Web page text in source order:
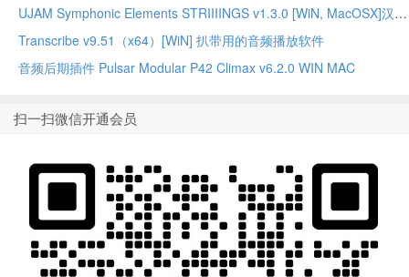
UJAM Symphonic Elements STRIIIINGS v1.3.0 [WiN, MacOSX]汉斯季默 现代弦乐合奏音源
Transcribe v9.51（x64）[WiN] 扒带用的音频播放软件
音频后期插件 Pulsar Modular P42 Climax v6.2.0 WIN MAC
扫一扫微信开通会员